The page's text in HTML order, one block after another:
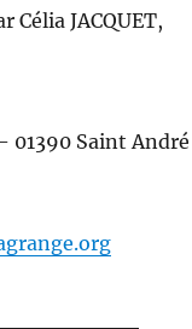
JACQUET,
01390 Saint